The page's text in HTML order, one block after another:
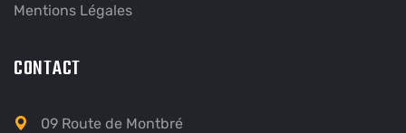
Mentions Légales
CONTACT
09 Route de Montbré